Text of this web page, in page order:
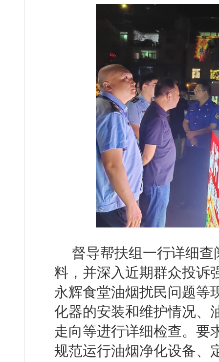
督导帮扶组一行详细
料，并深入近期群众投诉
永辉食堂油烟扰民问题等
化器的安装和维护情况、
走向等进行详细检查。要
规范运行油烟净化设备、